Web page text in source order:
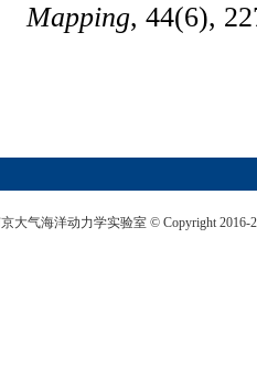
Mapping, 44(6),
大气海洋动力学实验室 © Copyright 2016-